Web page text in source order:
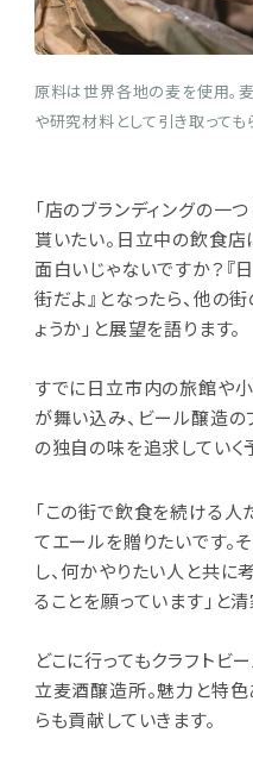
原料は世界各地の麦を使用。
や研究材料として引き取っても
「店のブランディングの一
貰いたい。日立中の飲食
面白いじゃないですか？『
街だよ』となったら、他の
ょうか」と展望を語ります。
すでに日立市内の旅館や
が舞い込み、ビール醸造
の独自の味を追求していく
「この街で飲食を続ける
てエールを贈りたいです。
し、何かやりたい人と共に
ることを願っています」と
どこに行ってもクラフト
立麦酒醸造所。魅力と特
らも貢献していきます。